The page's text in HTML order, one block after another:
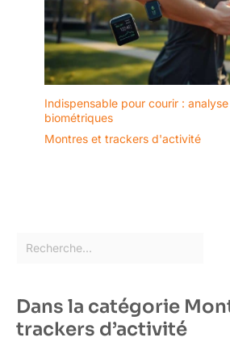
Indispensable pour courir :
biométriques
Montres et trackers d'activité
Dans la catégorie
trackers d’activité